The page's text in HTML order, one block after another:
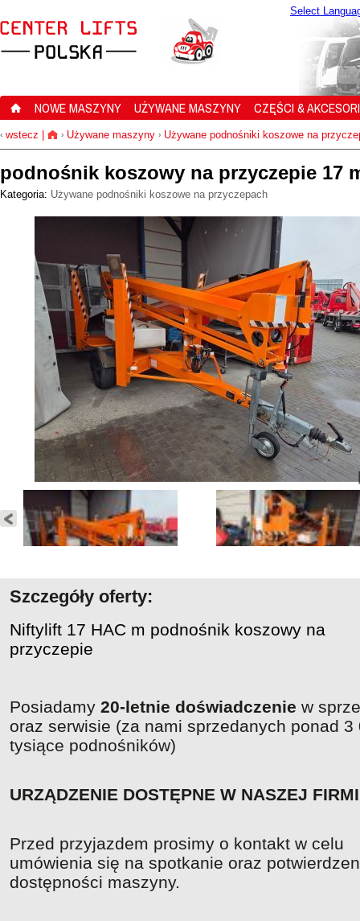
Select
NOWE MASZYNY UŻYWANE MASZYNY CZĘŚCI &
‹ wstecz › Używane maszyny › Używane podnośniki koszowe na
podnośnik koszowy na przyczepie 17
Kategoria: Używane podnośniki koszowe na przyczepach
Szczegóły oferty:
Niftylift 17 HAC m podnośnik koszowy na
przyczepie
Posiadamy 20-letnie doświadczenie w
oraz serwisie (za nami sprzedanych ponad 3
tysiące podnośników)
URZĄDZENIE DOSTĘPNE W NASZEJ
Przed przyjazdem prosimy o kontakt w celu
umówienia się na spotkanie oraz
dostępności maszyny.